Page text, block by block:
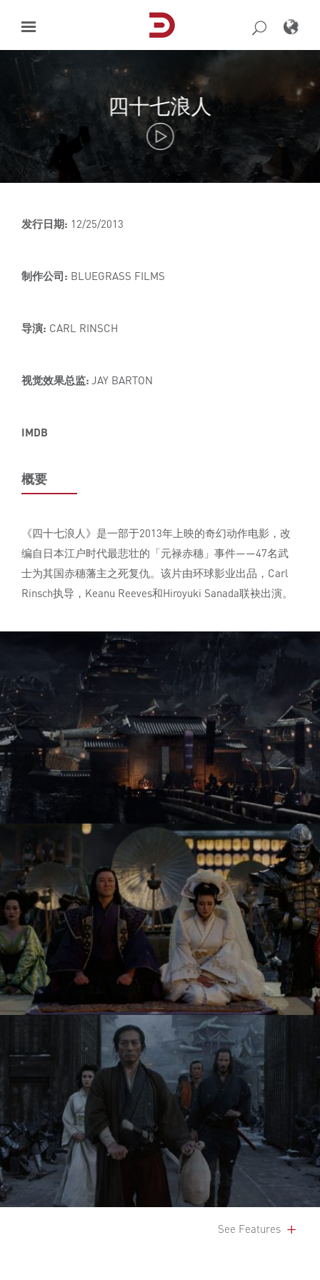
content
四十七浪人
发行日期: 12/25/2013
制作公司: BLUEGRASS FILMS
导演: CARL RINSCH
视觉效果总监: JAY BARTON
IMDB
概要
《四十七浪人》是一部于2013年上映的奇幻动作电影，改
编自日本江户时代最悲壮的「元禄赤穗」事件——47名武
士为其国赤穗藩主之死复仇。该片由环球影业出品，Carl
Rinsch执导，Keanu Reeves和Hiroyuki Sanada联袂出演。
See Features